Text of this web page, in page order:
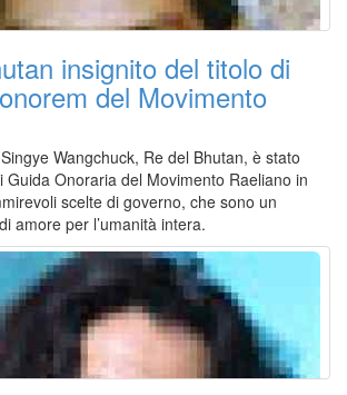
insignito del titolo di
del Movimento
Wangchuck, Re del Bhutan, è stato
Guida Onoraria del Movimento Raeliano in
scelte di governo, che sono un
amore per l’umanità intera.